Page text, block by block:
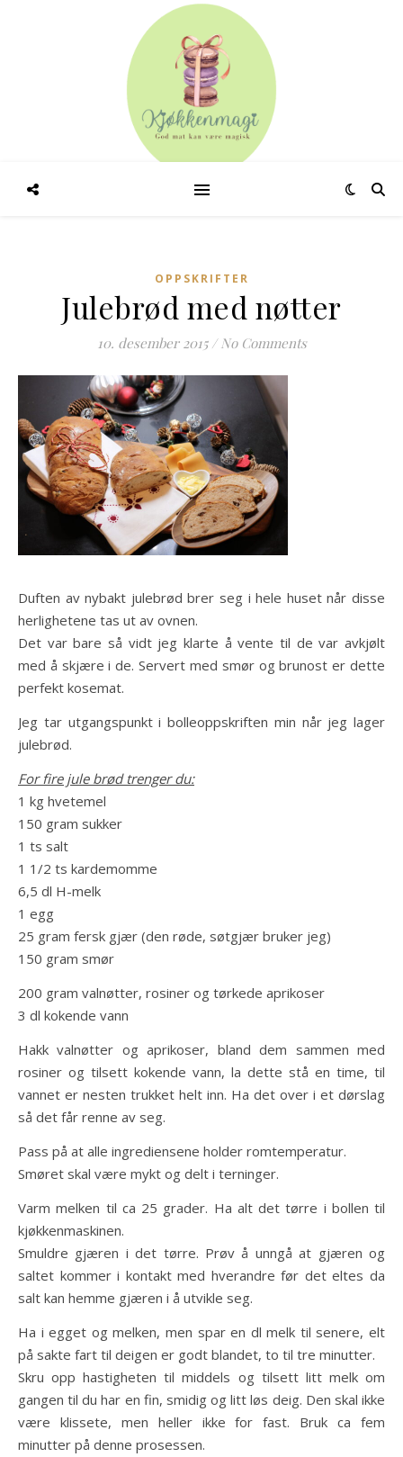
OPPSKRIFTER
Julebrød med nøtter
10. desember 2015 / No Comments
Duften av nybakt julebrød brer seg i hele huset når disse
herlighetene tas ut av ovnen.
Det var bare så vidt jeg klarte å vente til de var avkjølt
med å skjære i de. Servert med smør og brunost er dette
perfekt kosemat.
Jeg tar utgangspunkt i bolleoppskriften min når jeg lager
julebrød.
For fire jule brød trenger du:
1 kg hvetemel
150 gram sukker
1 ts salt
1 1/2 ts kardemomme
6,5 dl H-melk
1 egg
25 gram fersk gjær (den røde, søtgjær bruker jeg)
150 gram smør
200 gram valnøtter, rosiner og tørkede aprikoser
3 dl kokende vann
Hakk valnøtter og aprikoser, bland dem sammen med
rosiner og tilsett kokende vann, la dette stå en time, til
vannet er nesten trukket helt inn. Ha det over i et dørslag
så det får renne av seg.
Pass på at alle ingrediensene holder romtemperatur.
Smøret skal være mykt og delt i terninger.
Varm melken til ca 25 grader. Ha alt det tørre i bollen til
kjøkkenmaskinen.
Smuldre gjæren i det tørre. Prøv å unngå at gjæren og
saltet kommer i kontakt med hverandre før det eltes da
salt kan hemme gjæren i å utvikle seg.
Ha i egget og melken, men spar en dl melk til senere, elt
på sakte fart til deigen er godt blandet, to til tre minutter.
Skru opp hastigheten til middels og tilsett litt melk om
gangen til du har en fin, smidig og litt løs deig. Den skal ikke
være klissete, men heller ikke for fast. Bruk ca fem
minutter på denne prosessen.